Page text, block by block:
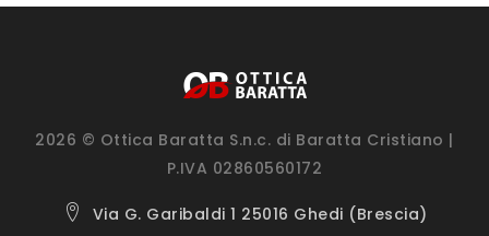
2026 © Ottica Baratta S.n.c. di Baratta Cristiano |
P.IVA 02860560172
Via G. Garibaldi 1 25016 Ghedi (Brescia)